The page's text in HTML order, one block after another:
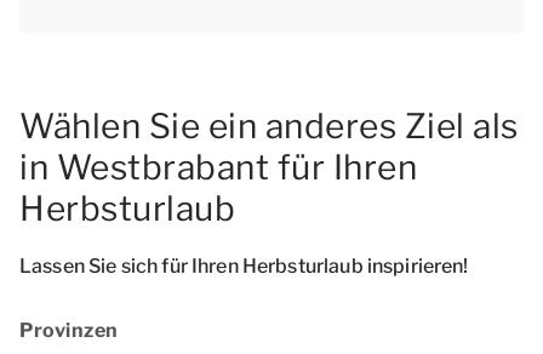
Wählen Sie ein anderes Ziel als
in Westbrabant für Ihren
Herbsturlaub
Lassen Sie sich für Ihren Herbsturlaub inspirieren!
Provinzen